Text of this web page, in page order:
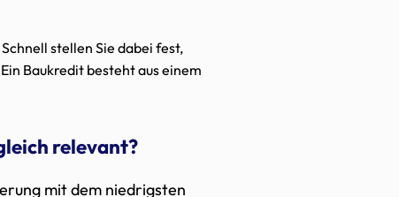
stellen Sie dabei fest,
Baukredit besteht aus einem
relevant?
mit dem niedrigsten